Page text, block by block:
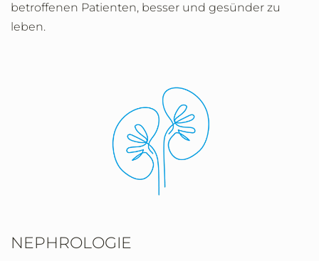
betroffenen Patienten, besser und gesünder zu
leben.
NEPHROLOGIE